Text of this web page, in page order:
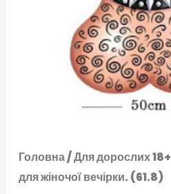
Головна/Для дорослих 18+
для жіночої вечірки. (61.8)